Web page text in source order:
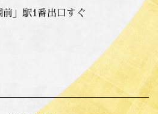
」駅1番出口すぐ